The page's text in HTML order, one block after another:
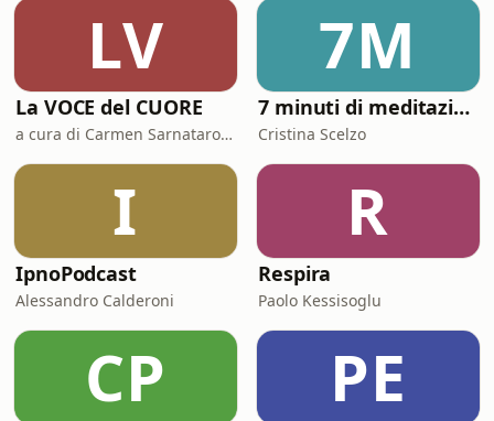
LV
La VOCE del CUORE
a cura di Carmen Sarnataro e Rosario Cantavenera
7M
7 minuti di meditazione
Cristina Scelzo
I
IpnoPodcast
Alessandro Calderoni
R
Respira
Paolo Kessisoglu
CP PE